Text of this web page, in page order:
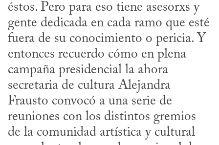
éstos. Pero para eso tiene asesorxs y
gente dedicada en cada ramo que esté
fuera de su conocimiento o pericia. Y
entonces recuerdo cómo en plena
campaña presidencial la ahora
secretaria de cultura Alejandra
Frausto convocó a una serie de
reuniones con los distintos gremios
de la comunidad artística y cultural